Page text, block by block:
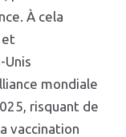
À cela
et
mondiale
risquant de
vaccination